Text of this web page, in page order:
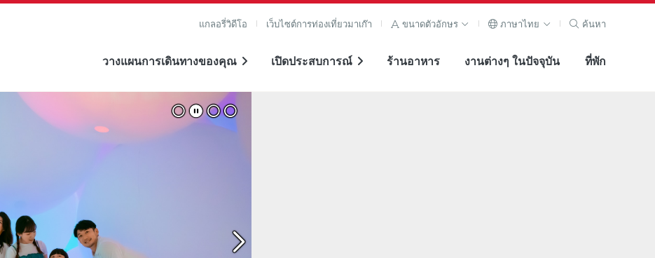
แกลอรี่วิดีโอ เว็บไซต์การท่องเที่ยวมาเก๊า ขนาดตัวอักษร ภาษาไทย ค้นหา
วางแผนการเดินทางของคุณ เปิดประสบการณ์ ร้านอาหาร งานต่างๆ ในปัจจุบัน ที่พัก
ขยาย